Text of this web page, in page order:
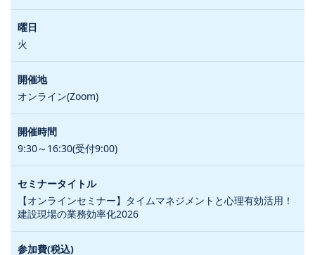
火
オンライン(Zoom)
9:30～16:30(受付9:00)
【オンラインセミナー】タイムマネジメントと心理有効活用！
建設現場の業務効率化2026